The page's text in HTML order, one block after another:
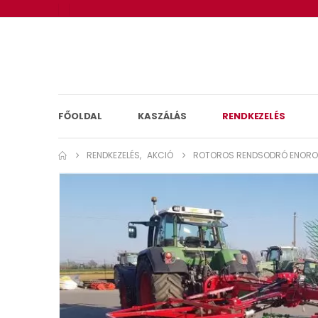
FŐOLDAL KASZÁLÁS RENDKEZELÉS
RENDKEZELÉS, AKCIÓ ROTOROS RENDSODRÓ